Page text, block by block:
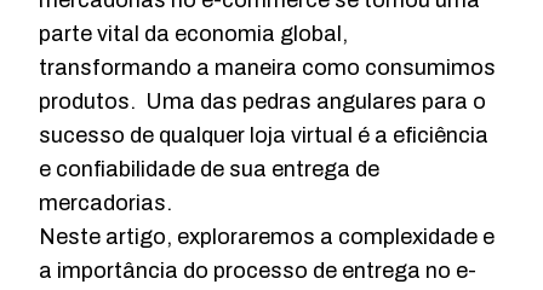
parte vital da economia global,
transformando a maneira como consumimos
produtos. Uma das pedras angulares para o
sucesso de qualquer loja virtual é a eficiência
e confiabilidade de sua entrega de
mercadorias.
Neste artigo, exploraremos a complexidade e
a importância do processo de entrega no e-